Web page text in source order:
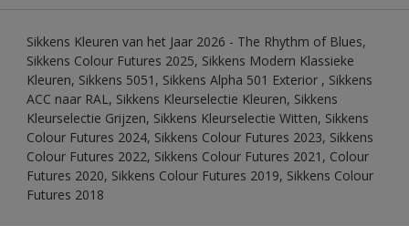
Sikkens Kleuren van het Jaar 2026 - The Rhythm of Blues,
Sikkens Colour Futures 2025, Sikkens Modern Klassieke
Kleuren, Sikkens 5051, Sikkens Alpha 501 Exterior , Sikkens
ACC naar RAL, Sikkens Kleurselectie Kleuren, Sikkens
Kleurselectie Grijzen, Sikkens Kleurselectie Witten, Sikkens
Colour Futures 2024, Sikkens Colour Futures 2023, Sikkens
Colour Futures 2022, Sikkens Colour Futures 2021, Colour
Futures 2020, Sikkens Colour Futures 2019, Sikkens Colour
Futures 2018